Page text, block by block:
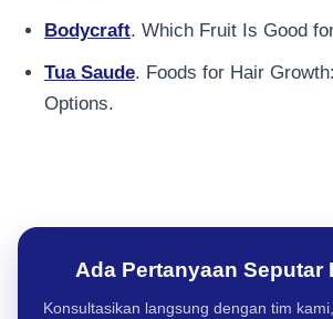
Bodycraft. Which Fruit Is Good
Tua Saude. Foods for Hair
Options.
Ada Pertanyaan Seputar
Konsultasikan langsung dengan tim